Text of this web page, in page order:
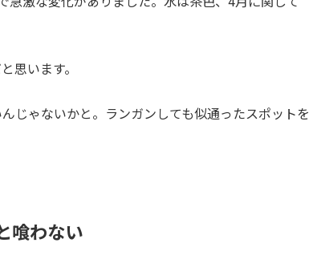
思います。
じゃないかと。ランガンしても似通ったスポットを
喰わない